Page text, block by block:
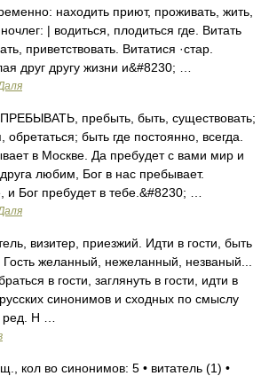
находить приют, проживать, жить,
| водиться, плодиться где. Витать
приветствовать. Витатися ·стар.
друг другу жизни и&#8230; …
пребыть, быть, существовать;
обретаться; быть где постоянно, всегда.
в Москве. Да пребудет с вами мир и
любим, Бог в нас пребывает.
и Бог пребудет в тебе.&#8230; …
визитер, приезжий. Идти в гости, быть
Гость желанный, нежеланный, незваный...
в гости, заглянуть в гости, идти в
синонимов и сходных по смыслу
Н …
кол во синонимов: 5 • витатель (1) •